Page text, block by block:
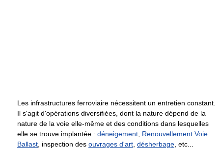
Les infrastructures ferroviaire nécessitent un entretien constant.
Il s'agit d'opérations diversifiées, dont la nature dépend de la
nature de la voie elle-même et des conditions dans lesquelles
elle se trouve implantée : déneigement Renouvellement Voie
Ballast , inspection des ouvrages d'art désherbage , etc...